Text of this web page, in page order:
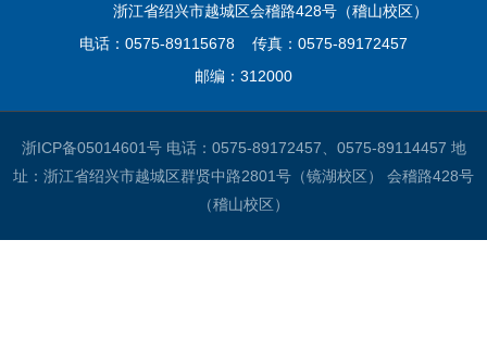
浙江省绍兴市越城区会稽路428号（稽山校区）
电话：0575-89115678 传真：0575-89172457
邮编：312000
浙ICP备05014601号电话：0575-89172457、0575-89114457 地
址：浙江省绍兴市越城区群贤中路2801号（镜湖校区） 会稽路428号
（稽山校区）